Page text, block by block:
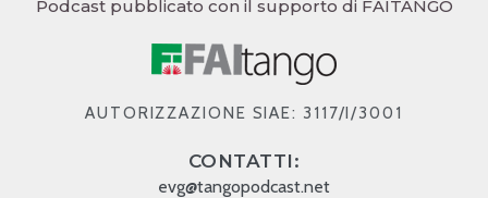
Podcast pubblicato con il supporto di FAITANGO
AUTORIZZAZIONE SIAE: 3117/I/3001
CONTATTI:
evg@tangopodcast.net